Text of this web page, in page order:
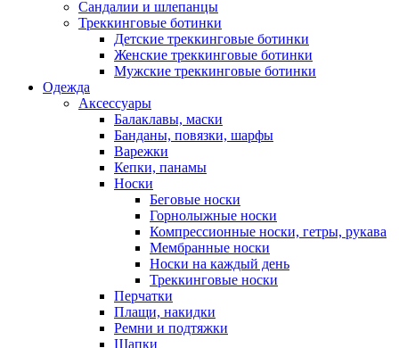
Сандалии и шлепанцы
Треккинговые ботинки
Детские треккинговые ботинки
Женские треккинговые ботинки
Мужские треккинговые ботинки
Одежда
Аксессуары
Балаклавы, маски
Банданы, повязки, шарфы
Варежки
Кепки, панамы
Носки
Беговые носки
Горнолыжные носки
Компрессионные носки, гетры, рукава
Мембранные носки
Носки на каждый день
Треккинговые носки
Перчатки
Плащи, накидки
Ремни и подтяжки
Шапки